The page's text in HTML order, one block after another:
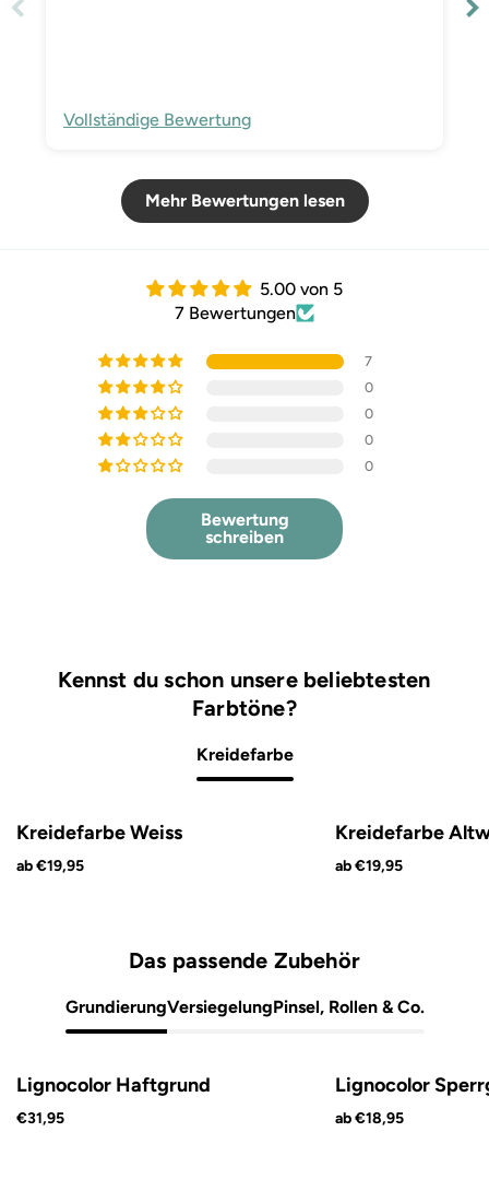
Vollständige Bewertung
Mehr Bewertungen lesen
5.00 von 5
7 Bewertungen
7
0
0
0
0
Bewertung
schreiben
Kennst du schon unsere beliebtesten
Farbtöne?
Kreidefarbe
Kreidefarbe Weiss
ab €19,95
Kreidefarbe
ab €19,95
Das passende Zubehör
GrundierungVersiegelungPinsel, Rollen & Co.
Lignocolor Haftgrund
€31,95
Lignocolor
ab €18,95